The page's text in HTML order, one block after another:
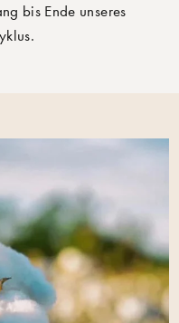
bis Ende unseres